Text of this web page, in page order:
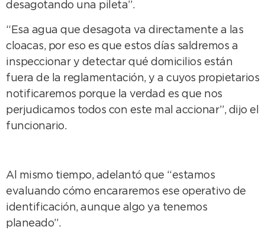
desagotando una pileta”.
“Esa agua que desagota va directamente a las
cloacas, por eso es que estos días saldremos a
inspeccionar y detectar qué domicilios están
fuera de la reglamentación, y a cuyos propietarios
notificaremos porque la verdad es que nos
perjudicamos todos con este mal accionar”, dijo el
funcionario.
Al mismo tiempo, adelantó que “estamos
evaluando cómo encararemos ese operativo de
identificación, aunque algo ya tenemos
planeado”.